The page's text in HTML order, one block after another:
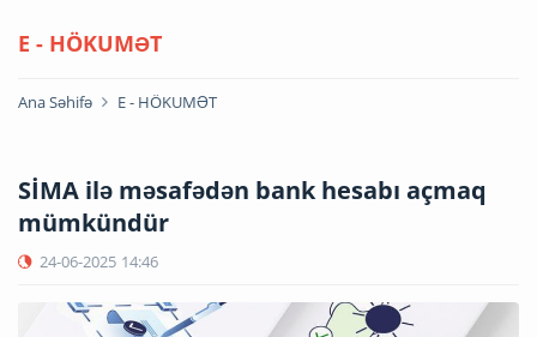
E - HÖKUMƏT
Ana Səhifə E - HÖKUMƏT
SİMA ilə məsafədən bank hesabı açmaq
mümkündür
24-06-2025 14:46